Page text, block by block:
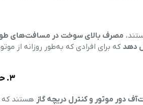
مصرف بالای سوخت در مسافت‌های
که برای افرادی که به‌طور روزانه از
۳. حذف محدودیت‌های کارخانه‌ای
دور موتور و کنترل دریچه گاز هستند که